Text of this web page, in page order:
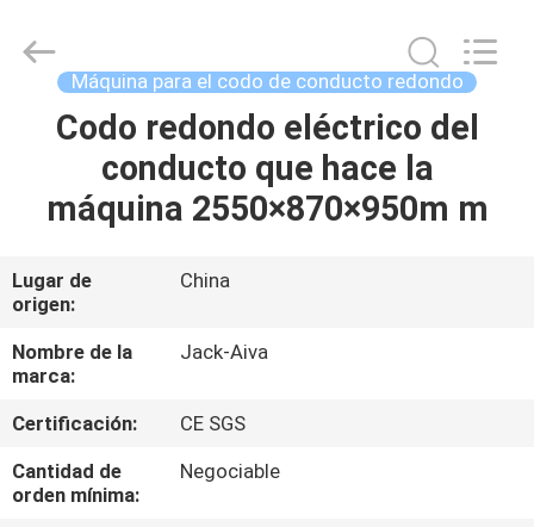
SOBRE
NOSOTROS
RECORRIDO
POR
AIVA
MACHINERY
Máquina para el codo de conducto redondo
Codo redondo eléctrico del
conducto que hace la
máquina 2550×870×950m m
Lugar de
origen:
China
Nombre de la
marca:
Jack-Aiva
Certificación:
CE SGS
Cantidad de
orden mínima:
Negociable